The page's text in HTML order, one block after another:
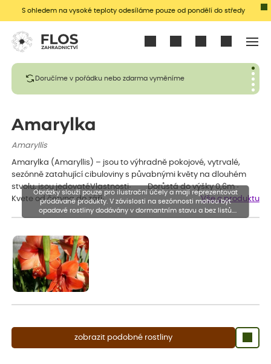
S ohledem na vysoké teploty odesíláme pouze od pondělí do středy
Doručíme v pořádku nebo zdarma vyměníme
Amarylka
Amaryllis
Amarylka (Amaryllis) – jsou to výhradně pokojové, vytrvalé,
sezónně zatahující cibuloviny s půvabnými květy na dlouhém
stvolu, jsou jedovatéVlastnosti· Dorůstá do výšky 0,6m ·
Kvete od června do září· …
Vše o produktu
zobrazit podobné rostliny
Obrázky slouží pouze pro ilustrační účely a mají reprezentovat
prodávané produkty. V závislosti na sezónnosti mohou být
opadavé rostliny dodávány v dormantním stavu a bez listů.
Rostliny mohou být také sestřiženy níže, než je uvedená výška,